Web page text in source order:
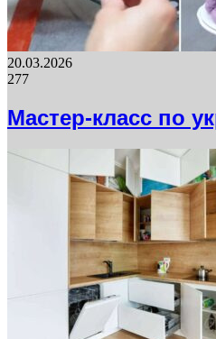
20.03.2026
277
Мастер-класс по